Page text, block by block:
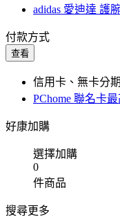
adidas 愛迪達 護
付款方式
查看
信用卡、無卡分
PChome 聯名卡
好康加購
選擇加購
0
件商品
搜尋更多